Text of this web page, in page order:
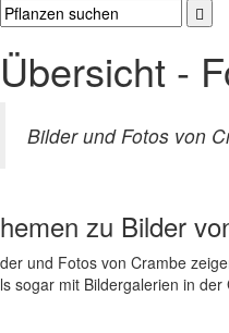
Übersicht -
Bilder und Fotos von
zu Bilder
und Fotos von Crambe
sogar mit Bildergalerien in